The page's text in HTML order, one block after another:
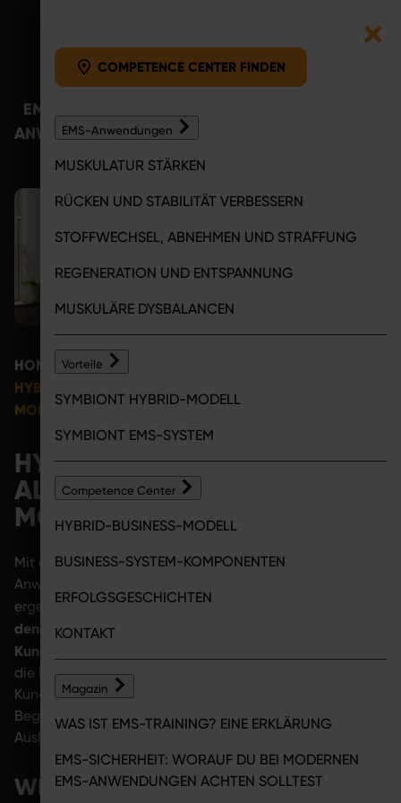
Zum Inhalt springen COMPETENCE CENTER
EMS-
ANWENDUNGEN
COMPETENCE CENTER FINDEN
EMS-Anwendungen
MUSKULATUR STÄRKEN
RÜCKEN UND STABILITÄT VERBESSERN
STOFFWECHSEL, ABNEHMEN UND STRAFFUNG
REGENERATION UND ENTSPANNUNG
MUSKULÄRE DYSBALANCEN
Vorteile
SYMBIONT HYBRID-MODELL
SYMBIONT EMS-SYSTEM
Competence Center
HYBRID-BUSINESS-MODELL
BUSINESS-SYSTEM-KOMPONENTEN
ERFOLGSGESCHICHTEN
KONTAKT
Magazin
WAS IST EMS-TRAINING? EINE ERKLÄRUNG
EMS-SICHERHEIT: WORAUF DU BEI MODERNEN
EMS-ANWENDUNGEN ACHTEN SOLLTEST
HOME
COMPETENCE CENTER
HYBRID-TRAINING MIT EMS: ALLE INFOS ZUM HYBRID-
MODELL
HYBRID-TRAINING MIT EMS:
ALLE INFOS ZUM HYBRID-
MODELL
Mit dem Hybrid-Modell von SYMBIONT werden EMS-
Anwendungen auch im Home-Bereich nutzbar. Dadurch
ergeben sich für Competence Center
den Bereichen Betreuung, Angebotsentwicklung und
Kundenbindung
die Erschließung neuer Zielgruppen, volle Bindung des
Kunden ans Competence Center sowie wegfallende
Begrenzung durch Studiogröße, Traineranzahl und
Auslastungsspitzen.
WIE FUNKTIONIERT DAS SYMBIONT